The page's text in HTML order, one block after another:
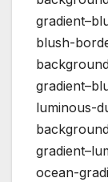
blush-
luminous-
ocean-